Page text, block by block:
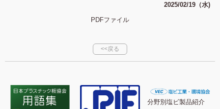
2025/02/19（水)
PDFファイル
<<戻る
分野別塩ビ製品紹介